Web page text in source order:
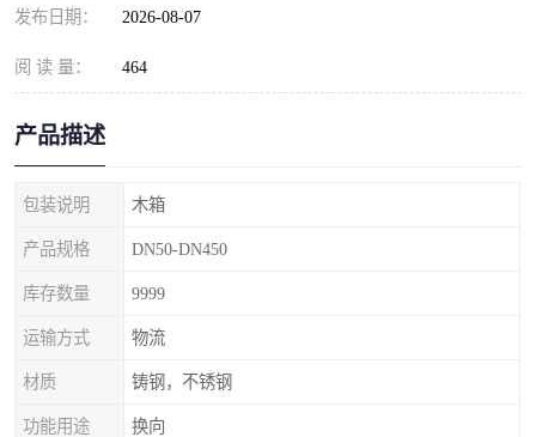
发布日期： 2026-08-07
阅 读 量： 464
产品描述
包装说明 木箱
产品规格 DN50-DN450
库存数量 9999
运输方式 物流
材质 铸钢，不锈钢
功能用途 换向